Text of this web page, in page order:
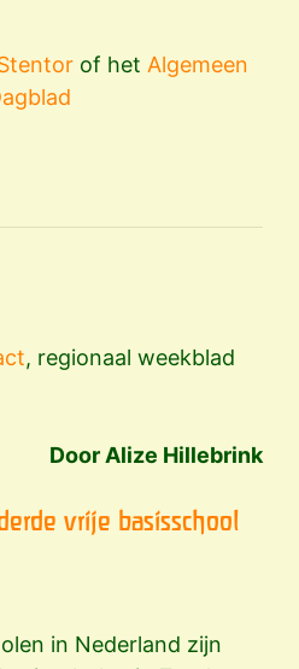
of het Algemeen
, regionaal weekblad
Door Alize Hillebrink
vrije basisschool
in Nederland zijn